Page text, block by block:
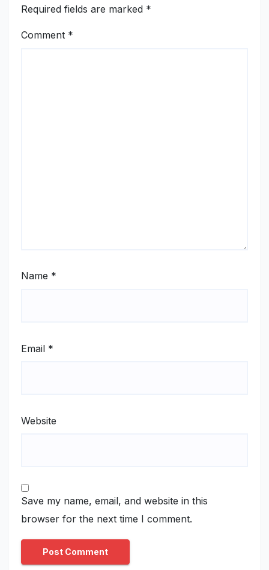
Required fields are marked *
Comment *
Name *
Email *
Website
Save my name, email, and website in this
browser for the next time I comment.